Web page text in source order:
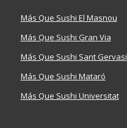
Más Que Sushi El Masnou
Más Que Sushi Gran Via
Más Que Sushi Sant Gervasi
Más Que Sushi Mataró
Más Que Sushi Universitat